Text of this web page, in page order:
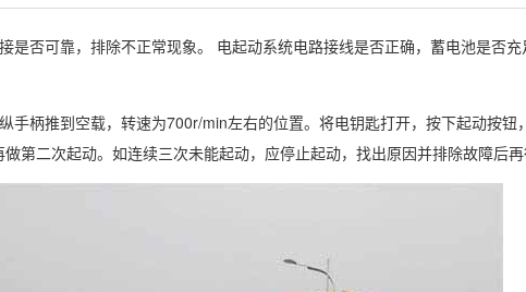
是否可靠，排除不正常现象。 电起动系统电路接线是否正确，蓄电池是否
手柄推到空载，转速为700r/min左右的位置。将电钥匙打开，按下起动按钮
第二次起动。如连续三次未能起动，应停止起动，找出原因并排除故障后再